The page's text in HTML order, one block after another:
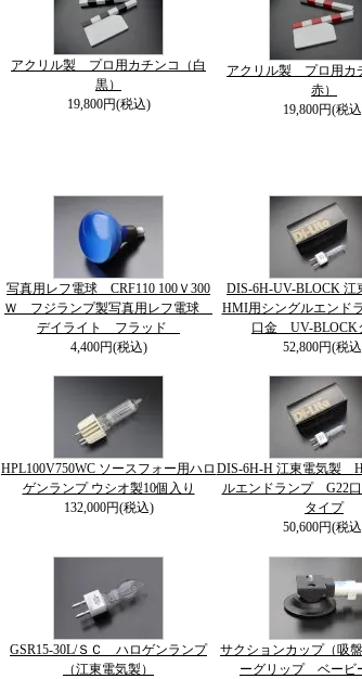
アクリル製 プロ用カチンコ（白
黒）
19,800円(税込)
アクリル製 プロ用カ
赤）
19,800円(税
写真用レフ電球 CRF110 100Ｖ300
Ｗ フジランプ製写真用レフ電球
デイライト フラッド
4,400円(税込)
DIS-6H-UV-BLOCK
HMI用シングルエンド
口金 UV-BLOCK
52,800円(税
HPL100V750WC ソースフォー用ハロ
ゲンランプ ウシオ製10個入り
132,000円(税込)
DIS-6H-H 江東電気製
ルエンドランプ G22
タイプ
50,600円(税
GSR15-30L/ＳＣ ハロゲンランプ
（江東電気製）
サクションカップ（吸
ーグリップ ベービ